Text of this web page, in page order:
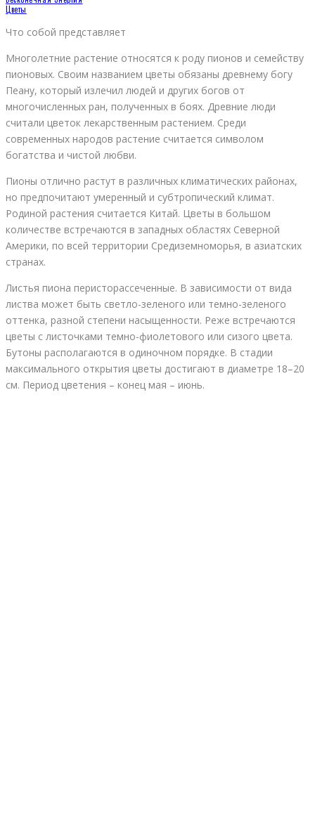
Цветы
Что собой представляет
Многолетние растение относятся к роду пионов и семейству
пионовых. Своим названием цветы обязаны древнему богу
Пеану, который излечил людей и других богов от
многочисленных ран, полученных в боях. Древние люди
считали цветок лекарственным растением. Среди
современных народов растение считается символом
богатства и чистой любви.
Пионы отлично растут в различных климатических районах,
но предпочитают умеренный и субтропический климат.
Родиной растения считается Китай. Цветы в большом
количестве встречаются в западных областях Северной
Америки, по всей территории Средиземноморья, в азиатских
странах.
Листья пиона перисторассеченные. В зависимости от вида
листва может быть светло-зеленого или темно-зеленого
оттенка, разной степени насыщенности. Реже встречаются
цветы с листочками темно-фиолетового или сизого цвета.
Бутоны располагаются в одиночном порядке. В стадии
максимального открытия цветы достигают в диаметре 18–20
см. Период цветения – конец мая – июнь.